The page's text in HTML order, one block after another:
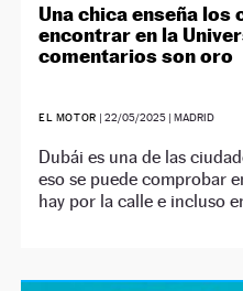
Una chica enseña los
encontrar en la
comentarios son oro
EL MOTOR | 22/05/2025| MADRID
Dubái es una de las
eso se puede comprobar
hay por la calle e incluso